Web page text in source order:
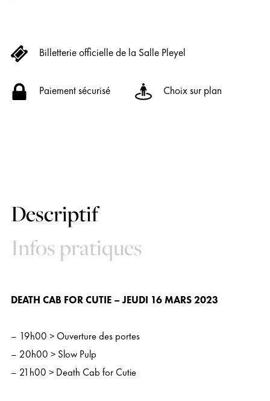
Billetterie officielle de la Salle Pleyel
Paiement sécurisé Choix sur plan
Descriptif
Infos pratiques
DEATH CAB FOR CUTIE – JEUDI 16 MARS 2023
– 19h00 > Ouverture des portes
– 20h00 > Slow Pulp
– 21h00 > Death Cab for Cutie